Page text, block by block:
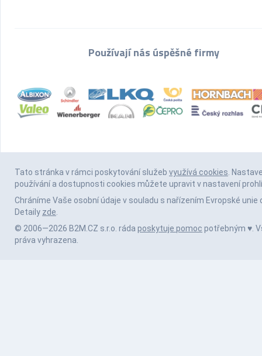
Používají nás úspěšné firmy
Tato stránka v rámci poskytování služeb využívá cookies.
používání a dostupnosti cookies můžete upravit v nastavení
Chráníme Vaše osobní údaje v souladu s nařízením Evropské unie
Detaily zde.
© 2006—2026 B2M.CZ s.r.o. ráda poskytuje pomoc potřebným ♥️.
práva vyhrazena.